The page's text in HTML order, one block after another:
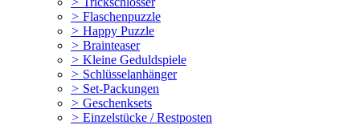
> Flaschenpuzzle
> Happy Puzzle
> Brainteaser
> Kleine Geduldspiele
> Schlüsselanhänger
> Set-Packungen
> Geschenksets
> Einzelstücke / Restposten